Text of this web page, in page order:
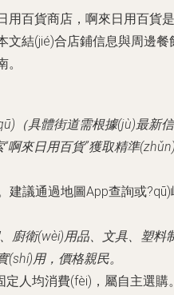
用百貨商店，啊來日用百貨是
文結(jié)合店鋪信息與周邊餐
（具體街道需根據(jù)最新信
啊來日用百貨”獲取精準
建議通過地圖App查詢或?qū)
廚衛(wèi)用品、文具、塑料
用，價格親民。
定人均消費(fèi)，屬自主選購